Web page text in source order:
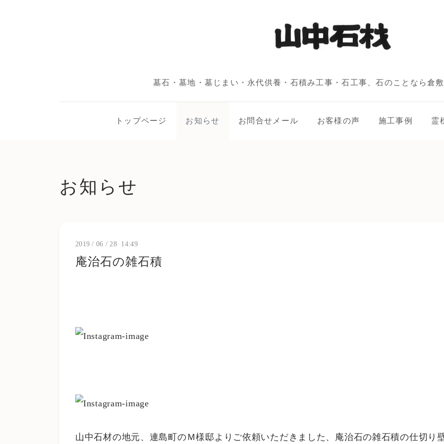
墓石・墓地・墓じまい・永代供養・石積み工事・石工事、石のことなら
トップページ お知らせ お問合せメール お客様の声 施工事例 霊
お知らせ
2019 / 06 /28 14:49
庵治石の雑石積
山中石材の地元、連島町のＭ様邸よりご依頼いただきました、庵治石の雑石積の仕切り